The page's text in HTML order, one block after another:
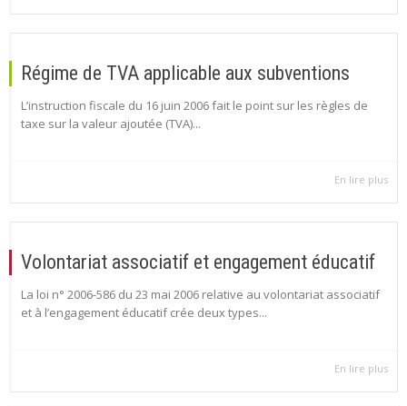
Régime de TVA applicable aux subventions
L’instruction fiscale du 16 juin 2006 fait le point sur les règles de
taxe sur la valeur ajoutée (TVA)...
En lire plus
Volontariat associatif et engagement éducatif
La loi n° 2006-586 du 23 mai 2006 relative au volontariat associatif
et à l’engagement éducatif crée deux types...
En lire plus